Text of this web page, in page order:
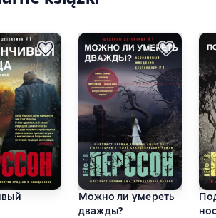
Можно ли умереть
дважды?